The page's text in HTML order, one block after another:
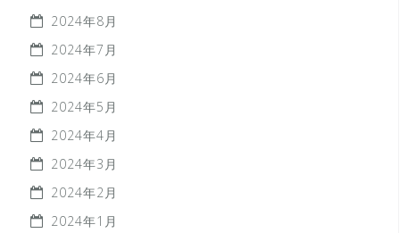
2024年8月
2024年7月
2024年6月
2024年5月
2024年4月
2024年3月
2024年2月
2024年1月